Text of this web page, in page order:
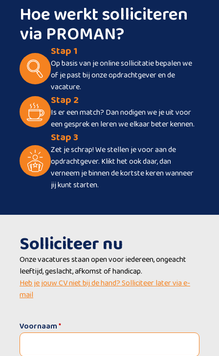
Hoe werkt solliciteren
via PROMAN?
Stap 1
Op basis van je online sollicitatie bepalen we
of je past bij onze opdrachtgever en de
vacature.
Stap 2
Is er een match? Dan nodigen we je uit voor
een gesprek en leren we elkaar beter kennen.
Stap 3
Zet je schrap! We stellen je voor aan de
opdrachtgever. Klikt het ook daar, dan
verneem je binnen de kortste keren wanneer
jij kunt starten.
Solliciteer nu
Onze vacatures staan open voor iedereen, ongeacht
leeftijd, geslacht, afkomst of handicap.
Heb je jouw CV niet bij de hand? Solliciteer later via e-
mail
Voornaam*